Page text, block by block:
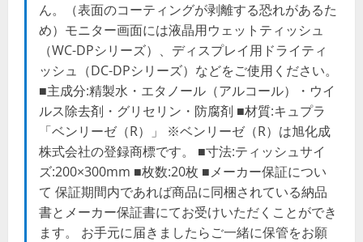
ん。（表面のコーティングが剥離する恐れがあるた
め）モニター画面には液晶用ウェットティッシュ
（WC-DPシリーズ）、ディスプレイ用ドライティ
ッシュ（DC-DPシリーズ）などをご使用ください。
■主成分:精製水・エタノール（アルコール）・ウイ
ルス除去剤・グリセリン・防腐剤 ■材質:キュプラ
「ベンリーゼ（R）」 ※ベンリーゼ（R）は旭化成
株式会社の登録商標です。 ■寸法:ティッシュサイ
ズ:200×300mm ■枚数:20枚 ■メーカー保証につい
て 保証期間内であれば商品に同梱されている納品
書とメーカー保証書にてお受けいただくことができ
ます。 お手元に届きましたらご一緒に保管をお願